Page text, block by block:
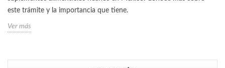
este trámite y la importancia que tiene.
Ver más